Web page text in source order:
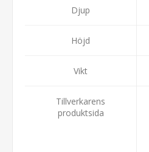
Djup
Höjd
Vikt
Tillverkarens
produktsida